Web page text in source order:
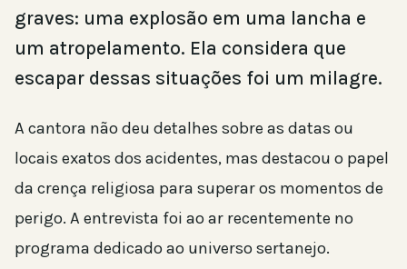
graves: uma explosão em uma lancha e
um atropelamento. Ela considera que
escapar dessas situações foi um milagre.
A cantora não deu detalhes sobre as datas ou
locais exatos dos acidentes, mas destacou o papel
da crença religiosa para superar os momentos de
perigo. A entrevista foi ao ar recentemente no
programa dedicado ao universo sertanejo.